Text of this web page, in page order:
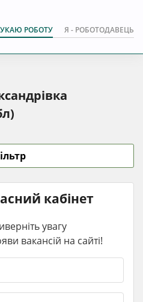
РОБОТУ Я - РОБОТОДАВЕЦЬ
кабінет
увагу
вакансій на сайті!